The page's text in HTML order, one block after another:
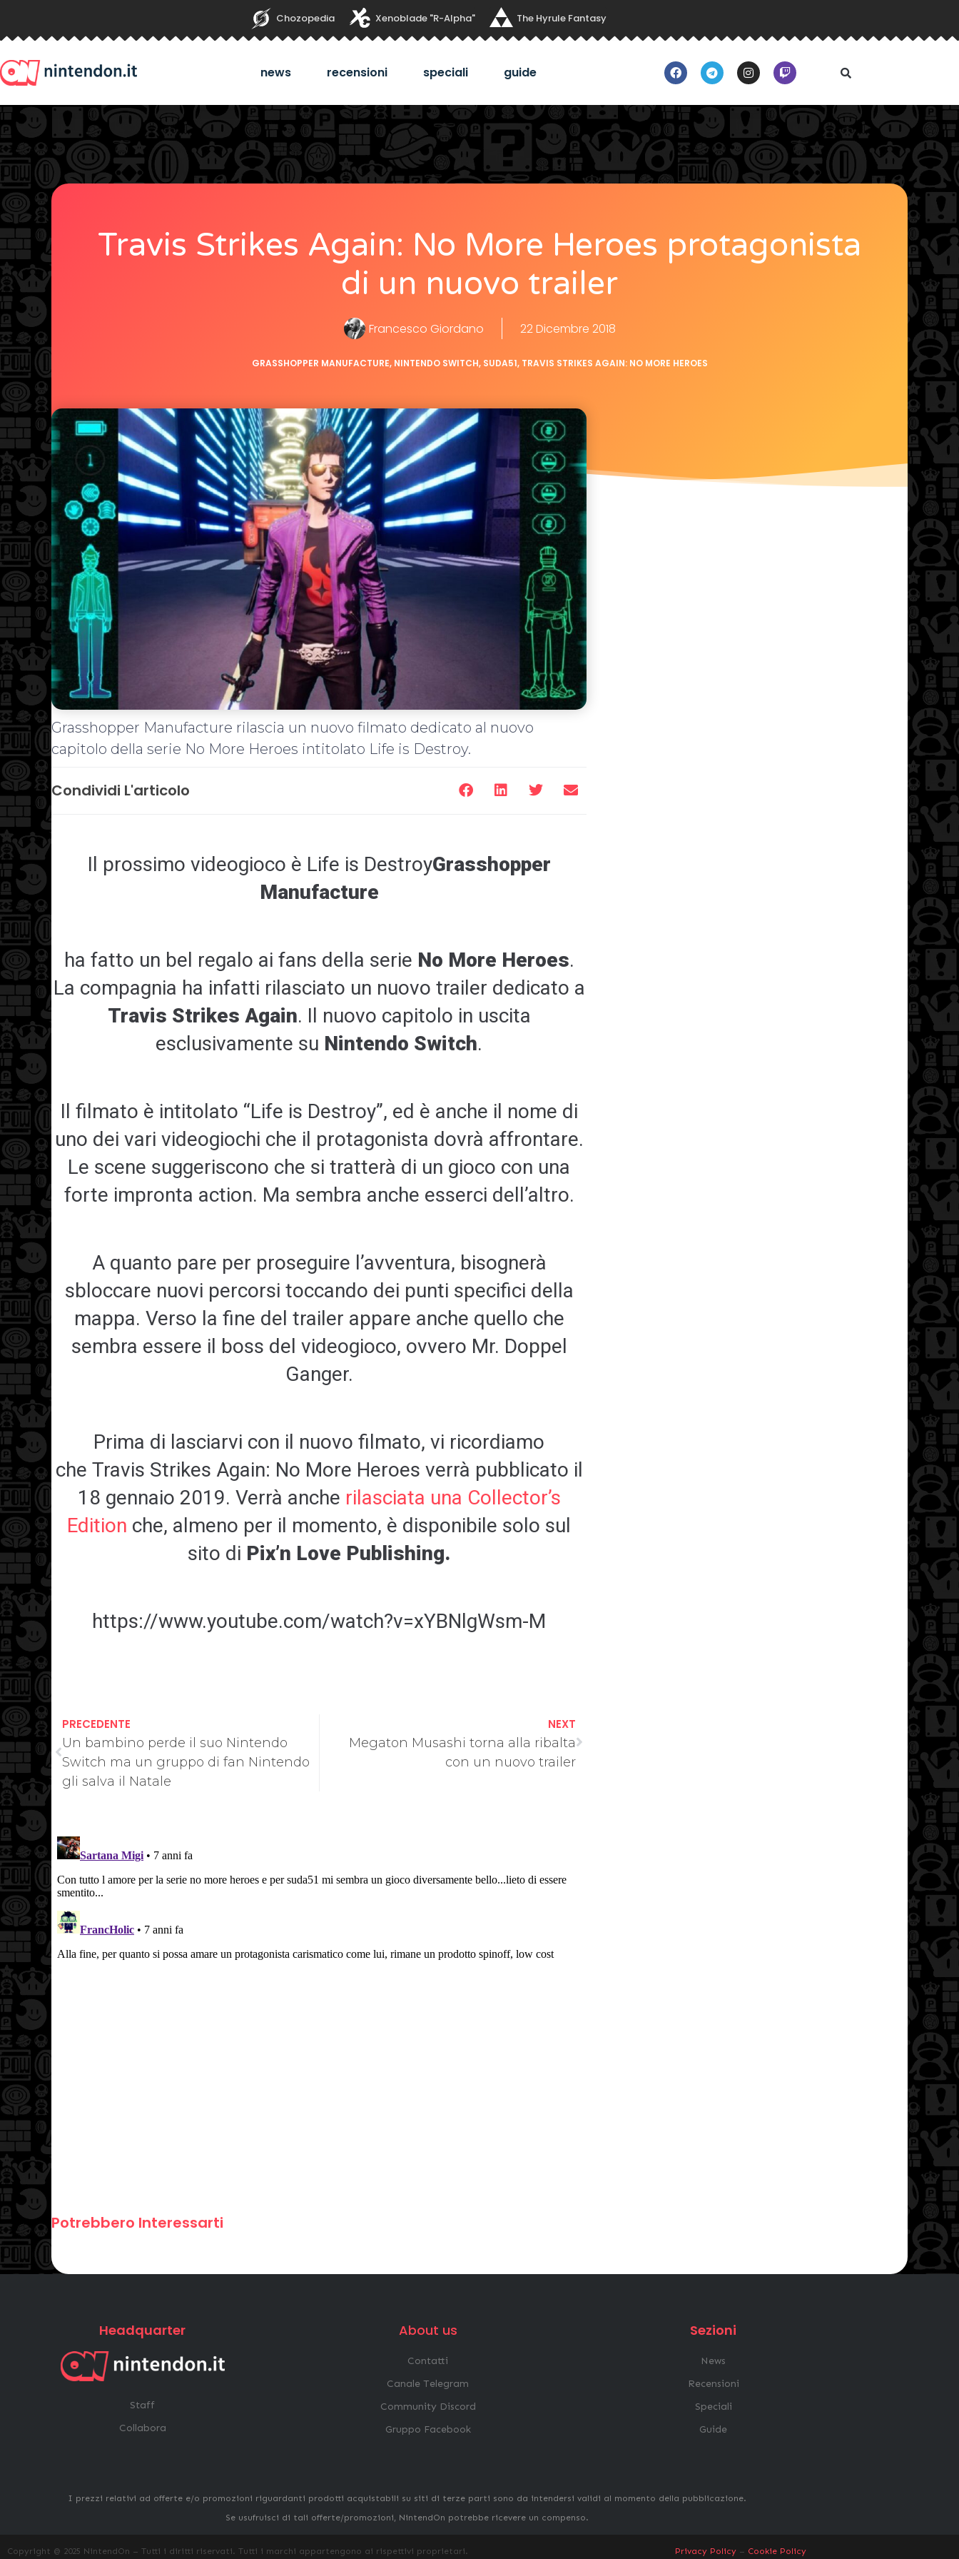
Chozopedia Xenoblade "R-Alpha" The Hyrule Fantasy
news recensioni speciali guide
Travis Strikes Again: No More Heroes protagonista
di un nuovo trailer
Francesco Giordano 22 Dicembre 2018
GRASSHOPPER MANUFACTURE, NINTENDO SWITCH, SUDA51, TRAVIS STRIKES AGAIN: NO MORE HEROES
Grasshopper Manufacture rilascia un nuovo filmato dedicato al nuovo
capitolo della serie No More Heroes intitolato Life is Destroy.
Condividi L'articolo
Il prossimo videogioco è Life is DestroyGrasshopper
Manufacture
ha fatto un bel regalo ai fans della serie No More Heroes.
La compagnia ha infatti rilasciato un nuovo trailer dedicato a
Travis Strikes Again. Il nuovo capitolo in uscita
esclusivamente su Nintendo Switch.
Il filmato è intitolato “Life is Destroy”, ed è anche il nome di
uno dei vari videogiochi che il protagonista dovrà affrontare.
Le scene suggeriscono che si tratterà di un gioco con una
forte impronta action. Ma sembra anche esserci dell’altro.
A quanto pare per proseguire l’avventura, bisognerà
sbloccare nuovi percorsi toccando dei punti specifici della
mappa. Verso la fine del trailer appare anche quello che
sembra essere il boss del videogioco, ovvero Mr. Doppel
Ganger.
Prima di lasciarvi con il nuovo filmato, vi ricordiamo
che Travis Strikes Again: No More Heroes verrà pubblicato il
18 gennaio 2019. Verrà anche rilasciata una Collector’s
Edition che, almeno per il momento, è disponibile solo sul
sito di Pix’n Love Publishing.
https://www.youtube.com/watch?v=xYBNlgWsm-M
PRECEDENTE
Un bambino perde il suo Nintendo
Switch ma un gruppo di fan Nintendo
gli salva il Natale
NEXT
Megaton Musashi torna alla ribalta
con un nuovo trailer
Potrebbero Interessarti
Headquarter
Staff
Collabora
About us
Contatti
Canale Telegram
Community Discord
Gruppo Facebook
Sezioni
News
Recensioni
Speciali
Guide
I prezzi relativi ad offerte e/o promozioni riguardanti prodotti acquistabili su siti di terze parti sono da intendersi validi al momento della pubblicazione.
Se usufruisci di tali offerte/promozioni, NintendOn potrebbe ricevere un compenso.
Copyright @ 2025 NintendOn – Tutti i diritti riservati. Tutti i marchi appartengono ai rispettivi proprietari. Privacy Policy – Cookie Policy